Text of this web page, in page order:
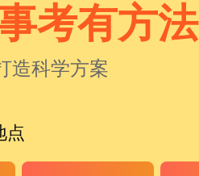
考有方法
造科学方案
点